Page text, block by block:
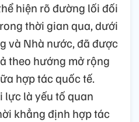
hiện rõ đường lối đối
thời gian qua, dưới
và Nhà nước, đã được
theo hướng mở rộng
hợp tác quốc tế.
lực là yếu tố quan
khẳng định hợp tác